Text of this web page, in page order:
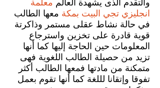
والتقدم الذى يشهدة العالم معلمة
انجليزي تجي البيت بمكة معها الطالب
في حالة نشاط عقلى مستمر وذاكرتة
قوية قادرة على تخزين واسترجاع
المعلومات حين الحاجة إليها كما أنها
تزيد من حصيلة الطالب اللغوية فهى
متمكنة من مادتها فمعها الطالب أكثر
تفوقا وإتقانا لللغة كما أنها تقوم بعمل